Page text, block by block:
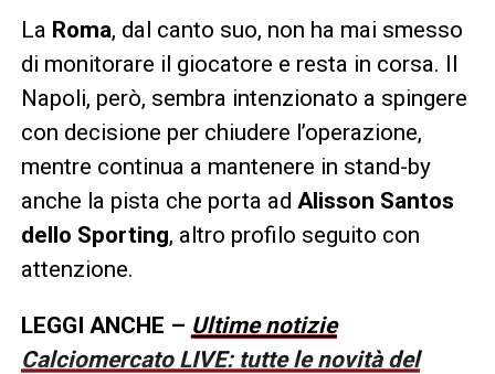
La Roma, dal canto suo, non ha mai smesso
di monitorare il giocatore e resta in corsa. Il
Napoli, però, sembra intenzionato a spingere
con decisione per chiudere l’operazione,
mentre continua a mantenere in stand-by
anche la pista che porta ad Alisson Santos
dello Sporting, altro profilo seguito con
attenzione.
LEGGI ANCHE – Ultime notizie
Calciomercato LIVE: tutte le novità del